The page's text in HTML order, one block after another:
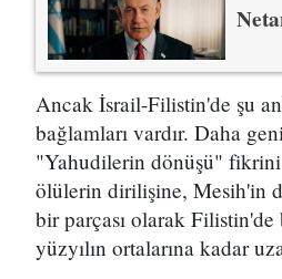
Ancak İsrail-Filistin'de şu
bağlamları vardır. Daha
"Yahudilerin dönüşü"
ölülerin dirilişine, Mesih'in
bir parçası olarak
yüzyılın ortalarına kadar